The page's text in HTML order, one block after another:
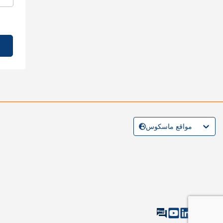
مواقع ماسكوس